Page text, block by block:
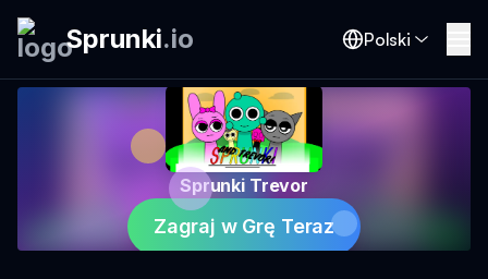
Sprunki.io Polski
Sprunki Trevor
Zagraj w Grę Teraz